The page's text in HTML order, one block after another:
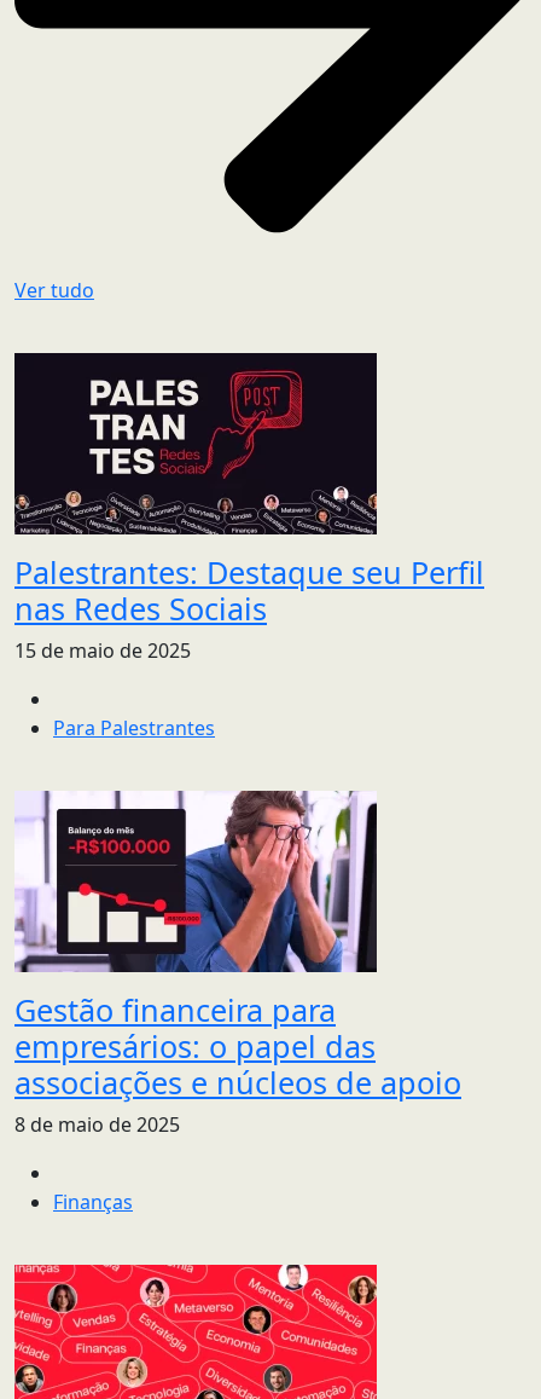
Ver tudo
Palestrantes: Destaque seu Perfil
nas Redes Sociais
15 de maio de 2025
Para Palestrantes
Gestão financeira para
empresários: o papel das
associações e núcleos de apoio
8 de maio de 2025
Finanças